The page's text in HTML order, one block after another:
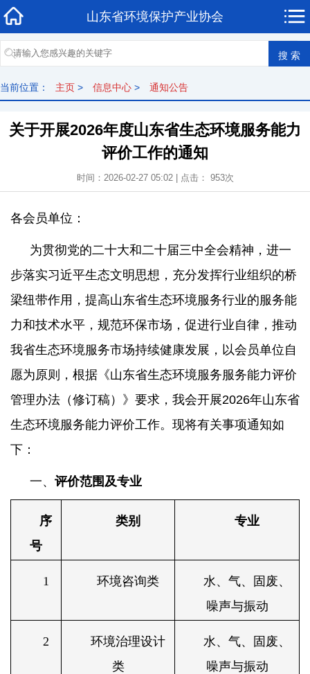
山东省环境保护产业协会
当前位置： 主页 > 信息中心 > 通知公告
关于开展2026年度山东省生态环境服务能力
评价工作的通知
时间：2026-02-27 05:02 | 点击： 953次
各会员单位：
为贯彻党的二十大和二十届三中全会精神，进一
步落实习近平生态文明思想，充分发挥行业组织的桥
梁纽带作用 ， 提高山东省生态环境服务行业的服务能
力和技术水平，规范环保市场，促进行业自律，推动
我省生态环境服务市场持续健康发展，以会员单位自
愿为原则，根据《山东省生态环境服务服务能力评价
管理办法（修订稿）》要求，我会开展2026年山东省
生态环境服务能力评价工作。现将有关事项通知如
下：
一、 评价范围及专业
序
号
类别 专业
1 环境咨询类
水、气、固废、
噪声与振动
2
环境治理设计
类
水、气、固废、
噪声与振动